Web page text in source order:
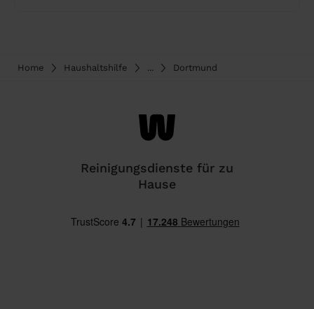
Home Haushaltshilfe ... Dortmund
Reinigungsdienste für zu
Hause